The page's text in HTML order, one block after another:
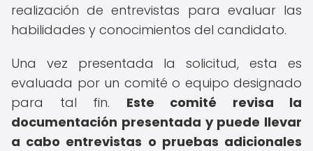
realización de entrevistas para evaluar las
habilidades y conocimientos del candidato.
Una vez presentada la solicitud, esta es
evaluada por un comité o equipo designado
para tal fin. Este comité revisa la
documentación presentada y puede llevar
a cabo entrevistas o pruebas adicionales